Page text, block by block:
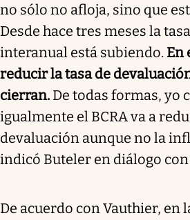
no sólo no afloja, sino que
Desde hace tres meses la
interanual está subiendo. En
reducir la tasa de
cierran. De todas formas, yo
igualmente el BCRA va a
devaluación aunque no la
indicó Buteler en diálogo con
De acuerdo con Vauthier, en